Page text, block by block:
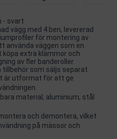
- svart
vägg med 4 ben, levererad
för montering av
använda väggen som en
köpa extra klämmor och
av fler banderoller.
som säljs separat.
är utformat för att ge
material; aluminium, stål
och demontera, vilket
på mässor och